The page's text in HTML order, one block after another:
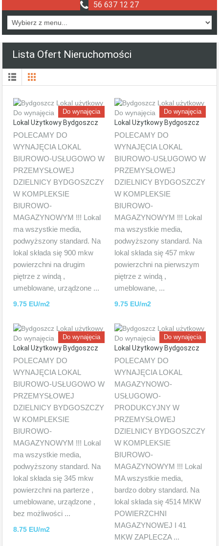
56 637 12 27
Lista Ofert Nieruchomości
Do wynajęcia
Lokal Użytkowy Bydgoszcz
POLECAMY DO
WYNAJĘCIA LOKAL
BIUROWO-USŁUGOWO W
PRZEMYSŁOWEJ
DZIELNICY BYDGOSZCZY
W KOMPLEKSIE
BIUROWO-
MAGAZYNOWYM !!! Lokal
ma wszystkie media,
podwyższony standard. Na
lokal składa się 900 mkw
powierzchni na drugim
piętrze z windą ,
umeblowane, urządzone ...
9.75 EU/m2
Do wynajęcia
Lokal Użytkowy Bydgoszcz
POLECAMY DO
WYNAJĘCIA LOKAL
BIUROWO-USŁUGOWO W
PRZEMYSŁOWEJ
DZIELNICY BYDGOSZCZY
W KOMPLEKSIE
BIUROWO-
MAGAZYNOWYM !!! Lokal
ma wszystkie media,
podwyższony standard. Na
lokal składa się 457 mkw
powierzchni na pierwszym
piętrze z windą ,
umeblowane, ...
9.75 EU/m2
Do wynajęcia
Lokal Użytkowy Bydgoszcz
POLECAMY DO
WYNAJĘCIA LOKAL
BIUROWO-USŁUGOWO W
PRZEMYSŁOWEJ
DZIELNICY BYDGOSZCZY
W KOMPLEKSIE
BIUROWO-
MAGAZYNOWYM !!! Lokal
ma wszystkie media,
podwyższony standard. Na
lokal składa się 345 mkw
powierzchni na parterze ,
umeblowane, urządzone ,
bez możliwości ...
8.75 EU/m2
Do wynajęcia
Lokal Użytkowy Bydgoszcz
POLECAMY DO
WYNAJĘCIA LOKAL
MAGAZYNOWO-
USŁUGOWO-
PRODUKCYJNY W
PRZEMYSŁOWEJ
DZIELNICY BYDGOSZCZY
W KOMPLEKSIE
BIUROWO-
MAGAZYNOWYM !!! Lokal
MA wszystkie media,
bardzo dobry standard. Na
lokal składa się 4514 MKW
POWIERZCHNI
MAGAZYNOWEJ I 41
MKW ZAPLECZA ...